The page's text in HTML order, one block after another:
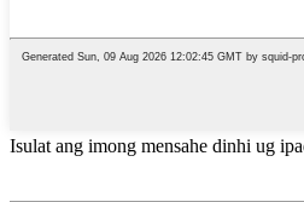
Isulat ang imong mensahe dinhi ug